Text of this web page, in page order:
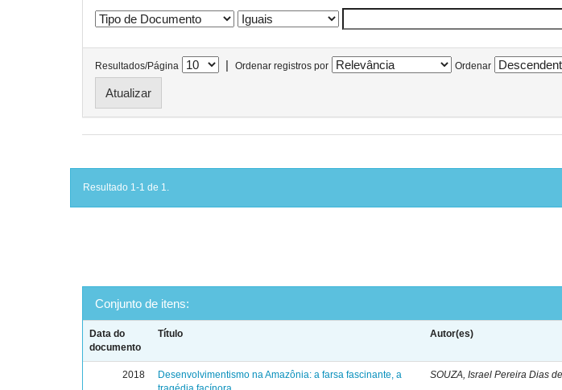
Resultados/Página | Ordenar registros por Ordenar
Resultado 1-1 de 1.
Conjunto de itens:
Data do
documento
Título Autor(es)
2018
Desenvolvimentismo na Amazônia: a farsa fascinante, a
SOUZA, Israel Pereira Dias de